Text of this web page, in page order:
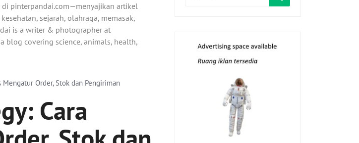
pinterpandai.com—menyajikan artikel
sejarah, olahraga, memasak,
is a writer & photographer at
blog covering science, animals, health,
Order, Stok dan Pengiriman
Cara